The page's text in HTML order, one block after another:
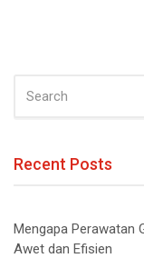
FOR:
Recent Posts
Mengapa Perawatan
Awet dan Efisien